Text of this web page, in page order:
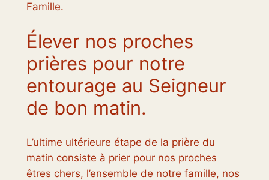
Famille.
Élever nos proches
prières pour notre
entourage au Seigneur
de bon matin.
L’ultime ultérieure étape de la prière du
matin consiste à prier pour nos proches
êtres chers, l’ensemble de notre famille, nos